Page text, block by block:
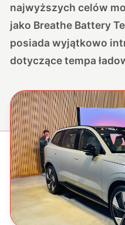
najwyższych celów
jako Breathe Battery
posiada wyjątkowo
dotyczące tempa